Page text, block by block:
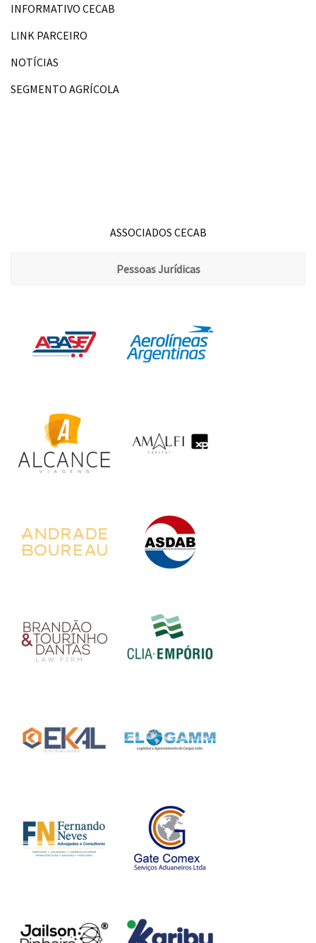
INFORMATIVO CECAB
LINK PARCEIRO
NOTÍCIAS
SEGMENTO AGRÍCOLA
ASSOCIADOS CECAB
Pessoas Jurídicas